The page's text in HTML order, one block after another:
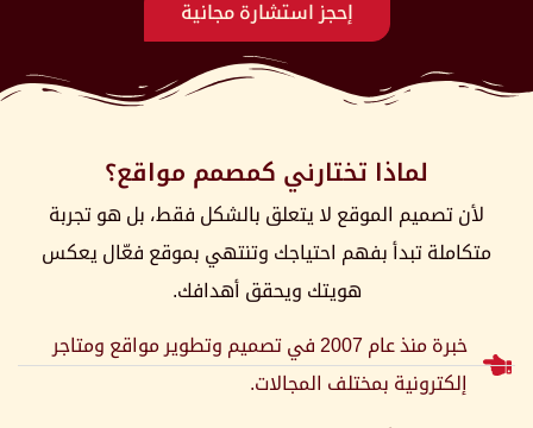
إحجز استشارة مجانية
لماذا تختارني كمصمم مواقع؟
لأن تصميم الموقع لا يتعلق بالشكل فقط، بل هو تجربة
متكاملة تبدأ بفهم احتياجك وتنتهي بموقع فعّال يعكس
هويتك ويحقق أهدافك.
خبرة منذ عام 2007 في تصميم وتطوير مواقع ومتاجر
إلكترونية بمختلف المجالات.